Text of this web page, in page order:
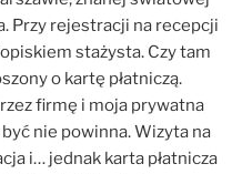
Przy rejestracji na recepcji
stażysta. Czy tam
o kartę płatniczą.
firmę i moja prywatna
nie powinna. Wizyta na
i… jednak karta płatnicza